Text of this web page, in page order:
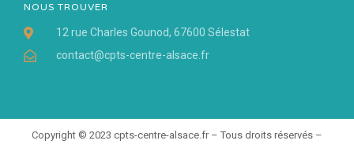
NOUS TROUVER
12 rue Charles Gounod, 67600 Sélestat
contact@cpts-centre-alsace.fr
Copyright © 2023 cpts-centre-alsace.fr – Tous droits réservés –